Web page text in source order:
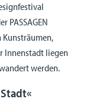
PASSAGEN
Innenstadt liegen
werden.